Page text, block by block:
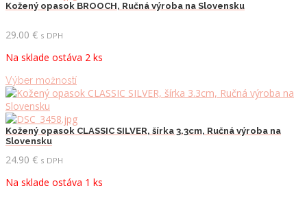
viacero
môžete
na
stránke
Kožený opasok BROOCH, Ručná výroba na Slovensku
29.00 € s DPH
Na sklade ostáva 2 ks
Výber možnostíTento
produkt
viacero
variantov.
vybrať
Kožený opasok CLASSIC SILVER, šírka 3.3cm, Ručná výroba na
Slovensku
24.90 € s DPH
Na sklade ostáva 1 ks